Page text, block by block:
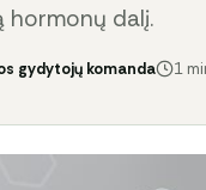
dalį.
gydytojų komanda 1